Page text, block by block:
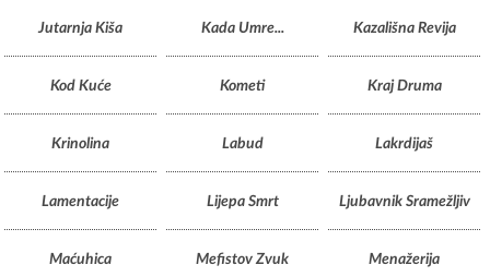
Jutarnja Kiša Kada Umre... Kazališna Revija
Kod Kuće Kometi Kraj Druma
Krinolina Labud Lakrdijaš
Lamentacije Lijepa Smrt Ljubavnik Sramežljiv
Maćuhica Mefistov Zvuk Menažerija